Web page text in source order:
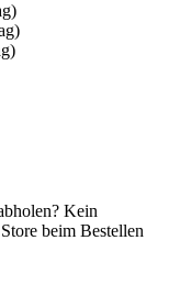
Kein
beim Bestellen